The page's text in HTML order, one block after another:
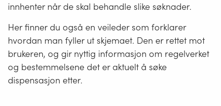
innhenter når de skal behandle slike søknader.
Her finner du også en veileder som forklarer
hvordan man fyller ut skjemaet. Den er rettet mot
brukeren, og gir nyttig informasjon om regelverket
og bestemmelsene det er aktuelt å søke
dispensasjon etter.